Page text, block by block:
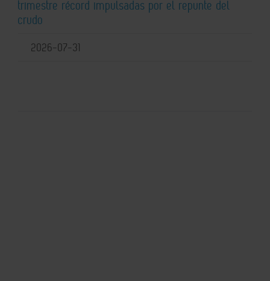
trimestre récord impulsadas por el repunte del
crudo
2026-07-31